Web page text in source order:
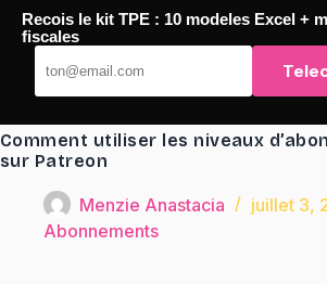
Passer
contenu
TaqTaq
Comment utiliser les niveaux
sur Patreon
Menzie Anastacia
juillet 3,
Abonnements
Recois le kit TPE : 10 modeles Excel +
fiscales